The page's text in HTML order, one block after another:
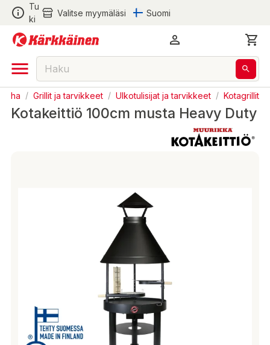
Tu
ki
Valitse myymäläsi Suomi
/ Grillit ja tarvikkeet / Ulkotulisijat ja tarvikkeet / Kotagrillit
Kotakeittiö 100cm musta Heavy Duty